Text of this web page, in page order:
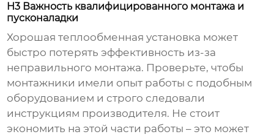
H3 Важность квалифицированного монтажа и
пусконаладки
Хорошаятеплообменная установка может
быстро потерять эффективность из-за
неправильного монтажа. Проверьте, чтобы
монтажники имели опыт работы с подобным
оборудованием и строго следовали
инструкциям производителя. Не стоит
экономить на этой части работы – это может